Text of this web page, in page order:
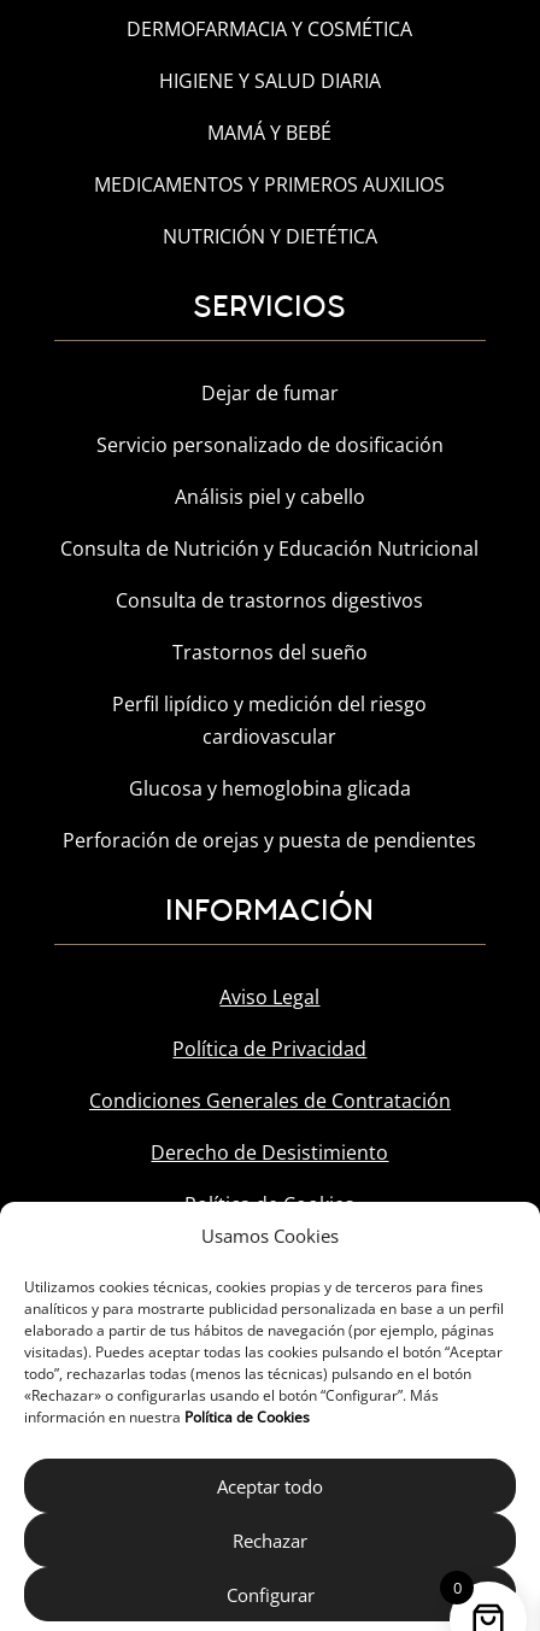
Usamos Cookies
Utilizamos cookies técnicas, cookies propias y de terceros para fines
analíticos y para mostrarte publicidad personalizada en base a un perfil
elaborado a partir de tus hábitos de navegación (por ejemplo, páginas
visitadas). Puedes aceptar todas las cookies pulsando el botón “Aceptar
todo”, rechazarlas todas (menos las técnicas) pulsando en el botón
«Rechazar» o configurarlas usando el botón “Configurar”. Más
información en nuestra Política de Cookies
Aceptar todo
Rechazar
Configurar
DERMOFARMACIA Y COSMÉTICA
HIGIENE Y SALUD DIARIA
MAMÁ Y BEBÉ
MEDICAMENTOS Y PRIMEROS AUXILIOS
NUTRICIÓN Y DIETÉTICA
SERVICIOS
Dejar de fumar
Servicio personalizado de dosificación
Análisis piel y cabello
Consulta de Nutrición y Educación Nutricional
Consulta de trastornos digestivos
Trastornos del sueño
Perfil lipídico y medición del riesgo
cardiovascular
Glucosa y hemoglobina glicada
Perforación de orejas y puesta de pendientes
INFORMACIÓN
Aviso Legal
Política de Privacidad
Condiciones Generales de Contratación
Derecho de Desistimiento
Política de Cookies
0